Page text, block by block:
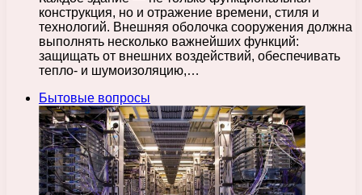
конструкция, но и отражение времени, стиля и
технологий. Внешняя оболочка сооружения должна
выполнять несколько важнейших функций:
защищать от внешних воздействий, обеспечивать
тепло- и шумоизоляцию,…
Бытовые вопросы